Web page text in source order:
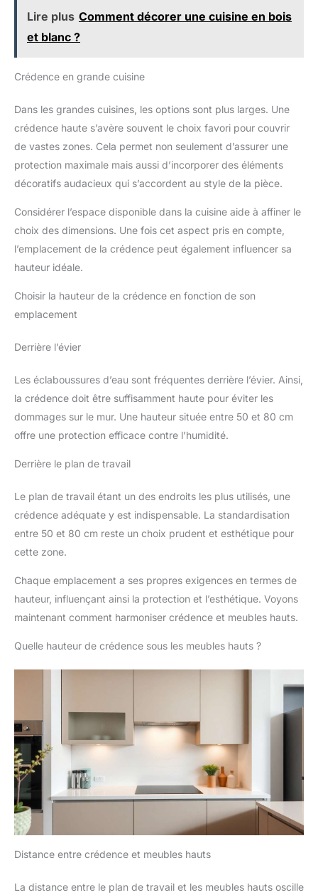
Lire plus Comment décorer une cuisine en bois
et blanc ?
Crédence en grande cuisine
Dans les grandes cuisines, les options sont plus larges. Une
crédence haute s’avère souvent le choix favori pour couvrir
de vastes zones. Cela permet non seulement d’assurer une
protection maximale mais aussi d’incorporer des éléments
décoratifs audacieux qui s’accordent au style de la pièce.
Considérer l’espace disponible dans la cuisine aide à affiner le
choix des dimensions. Une fois cet aspect pris en compte,
l’emplacement de la crédence peut également influencer sa
hauteur idéale.
Choisir la hauteur de la crédence en fonction de son
emplacement
Derrière l’évier
Les éclaboussures d’eau sont fréquentes derrière l’évier. Ainsi,
la crédence doit être suffisamment haute pour éviter les
dommages sur le mur. Une hauteur située entre 50 et 80 cm
offre une protection efficace contre l’humidité.
Derrière le plan de travail
Le plan de travail étant un des endroits les plus utilisés, une
crédence adéquate y est indispensable. La standardisation
entre 50 et 80 cm reste un choix prudent et esthétique pour
cette zone.
Chaque emplacement a ses propres exigences en termes de
hauteur, influençant ainsi la protection et l’esthétique. Voyons
maintenant comment harmoniser crédence et meubles hauts.
Quelle hauteur de crédence sous les meubles hauts ?
Distance entre crédence et meubles hauts
La distance entre le plan de travail et les meubles hauts oscille